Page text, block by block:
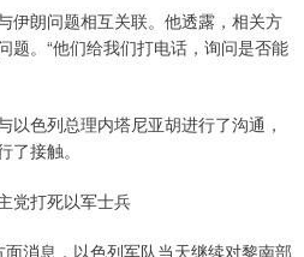
朗问题相互关联。他透露，相关方
题。“他们给我们打电话，询问是否能
色列总理内塔尼亚胡进行了沟通，
接触。
打死以军士兵
消息，以色列军队当天继续对黎南部